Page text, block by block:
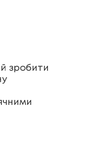
зробити